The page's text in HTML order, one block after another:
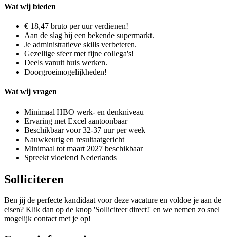
Wat wij bieden
€ 18,47 bruto per uur verdienen!
Aan de slag bij een bekende supermarkt.
Je administratieve skills verbeteren.
Gezellige sfeer met fijne collega's!
Deels vanuit huis werken.
Doorgroeimogelijkheden!
Wat wij vragen
Minimaal HBO werk- en denkniveau
Ervaring met Excel aantoonbaar
Beschikbaar voor 32-37 uur per week
Nauwkeurig en resultaatgericht
Minimaal tot maart 2027 beschikbaar
Spreekt vloeiend Nederlands
Solliciteren
Ben jij de perfecte kandidaat voor deze vacature en voldoe je aan de
eisen? Klik dan op de knop 'Solliciteer direct!' en we nemen zo snel
mogelijk contact met je op!